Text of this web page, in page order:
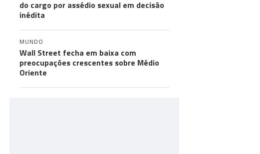
do cargo por assédio sexual em decisão
inédita
MUNDO
Wall Street fecha em baixa com
preocupações crescentes sobre Médio
Oriente